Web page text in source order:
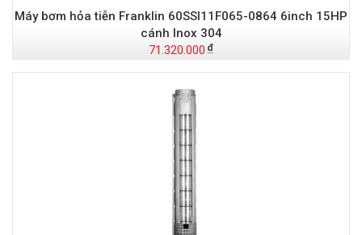
Máy bơm hỏa tiễn Franklin 60SSI11F065-0864 6inch 15HP
cánh Inox 304
71.320.000